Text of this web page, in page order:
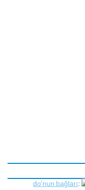
do'nun bağları: